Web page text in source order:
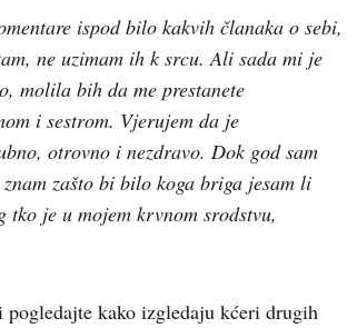
ispod bilo kakvih članaka o sebi,
ne uzimam ih k srcu. Ali sada mi je
molila bih da me prestanete
i sestrom. Vjerujem da je
otrovno i nezdravo. Dok god sam
zašto bi bilo koga briga jesam li
tko je u mojem krvnom srodstvu,
kako izgledaju kćeri drugih